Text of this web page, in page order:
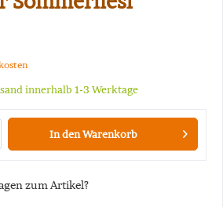
innerhalb 1-3 Werktage
In denWarenkorb
zum Artikel?